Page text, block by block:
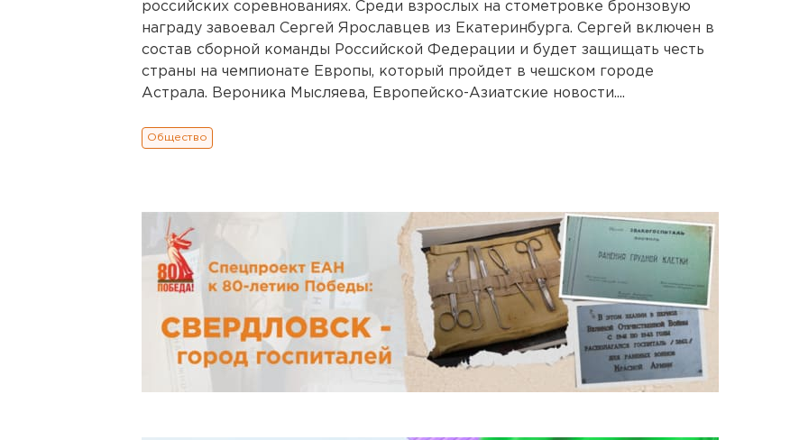
российских соревнованиях. Среди взрослых на стометровке бронзовую
награду завоевал Сергей Ярославцев из Екатеринбурга. Сергей включен в
состав сборной команды Российской Федерации и будет защищать честь
страны на чемпионате Европы, который пройдет в чешском городе
Астрала. Вероника Мысляева, Европейско-Азиатские новости....
Общество